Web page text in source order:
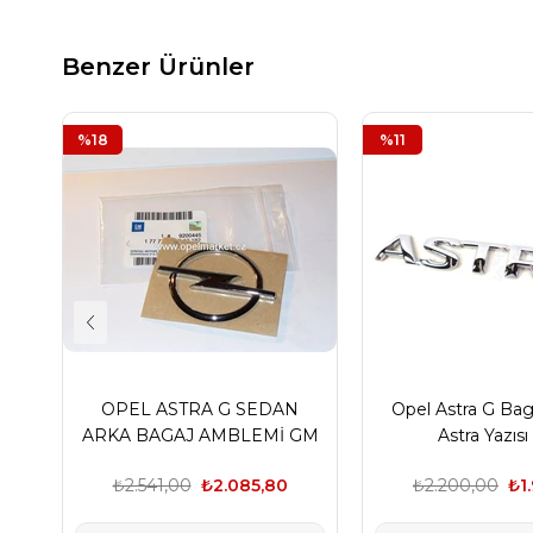
Benzer Ürünler
OPEL ASTRA G SEDAN
ARKA BAGAJ AMBLEMİ GM
₺2.085,80
₺2.541,00
%18
Opel Astra G
Astra
₺2.200,00
%11